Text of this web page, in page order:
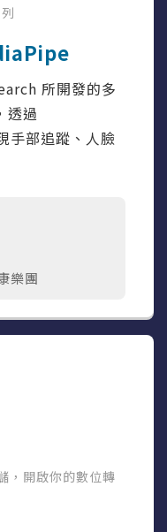
所開發的多
透過
手部追蹤、人臉
樂團
，開啟你的數位轉